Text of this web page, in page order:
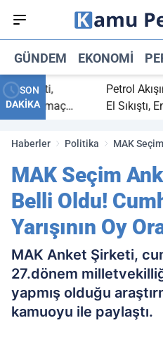
GÜNDEM EKONOMI
SON
DAKİKA
bitti,
maç
Petrol
El Sıkıştı,
Haberler Politika
MAK
MAK Seçim
Belli Oldu!
Yarışının Oy
MAK Anket Şirketi,
27.dönem
yapmış olduğu
kamuoyu ile paylaştı.